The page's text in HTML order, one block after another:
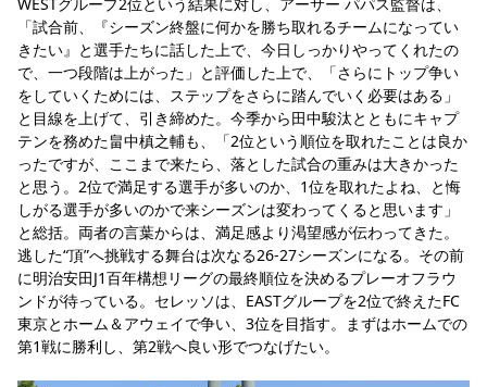
「試合前、『シーズン終盤に何かを勝ち取れるチームになってい
きたい』と選手たちに話した上で、今日しっかりやってくれたの
で、一つ段階は上がった」と評価した上で、「さらにトップ争い
をしていくためには、ステップをさらに踏んでいく必要はある」
と目線を上げて、引き締めた。今季から田中駿汰とともにキャプ
テンを務めた畠中槙之輔も、「2位という順位を取れたことは良か
ったですが、ここまで来たら、落とした試合の重みは大きかった
と思う。2位で満足する選手が多いのか、1位を取れたよね、と悔
しがる選手が多いのかで来シーズンは変わってくると思います」
と総括。両者の言葉からは、満足感より渇望感が伝わってきた。
逃した“頂”へ挑戦する舞台は次なる26-27シーズンになる。その前
に明治安田J1百年構想リーグの最終順位を決めるプレーオフラウ
ンドが待っている。セレッソは、EASTグループを2位で終えたFC
東京とホーム＆アウェイで争い、3位を目指す。まずはホームでの
第1戦に勝利し、第2戦へ良い形でつなげたい。